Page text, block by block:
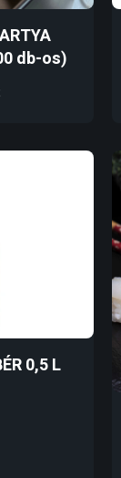
db-os)
0,5 L